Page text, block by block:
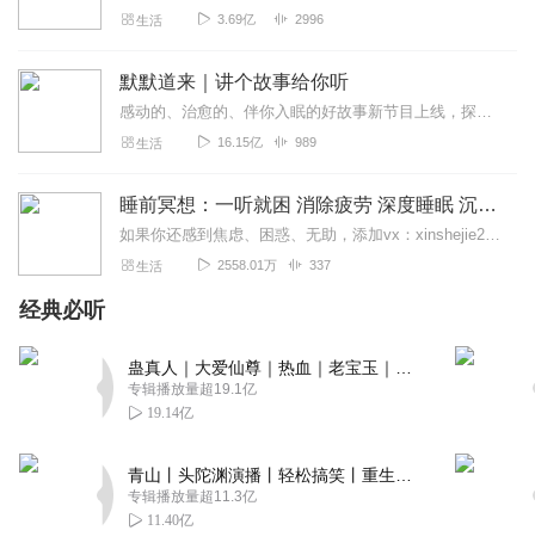
生活 3.69亿 2996
默默道来｜讲个故事给你听
感动的、治愈的、伴你入眠的好故事新节目上线，探索现实世界的无尽魅力，追求对生活的真实记录《听见人间真相》（点击名称，直达专辑）网易人间故事集持续更新中，邀您关注...
生活 16.15亿 989
睡前冥想：一听就困 消除疲劳 深度睡眠 沉浸体验
如果你还感到焦虑、困惑、无助，添加vx：xinshejie2018、vx公众号：宣萱心伴，与主播宣萱开启心灵交流之旅，共建温暖的精神家园！如果你喜欢我的内容，请...
生活 2558.01万 337
经典必听
专辑播放量超19.1亿
19.14亿
专辑播放量超11.3亿
11.40亿